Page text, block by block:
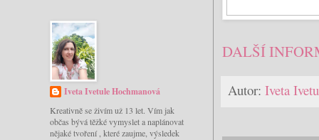
DALŠÍ
Autor: Iveta
Iveta Ivetule Hochmanová
Kreativně se živím už 13 let. Vím jak
občas bývá těžké vymyslet a naplánovat
nějaké tvoření , které zaujme, výsledek